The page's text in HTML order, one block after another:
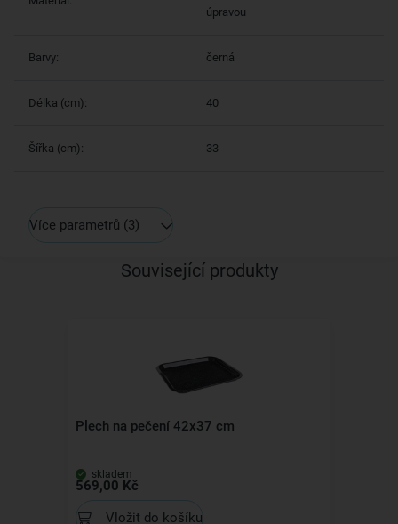
úpravou
Barvy: černá
Délka (cm): 40
Šířka (cm): 33
Více parametrů (3)
Související produkty
Plech na pečení 42x37 cm
skladem
569,00 Kč
Vložit do košíku